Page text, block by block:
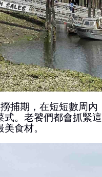
捕期，在短短數周內
式。老饕們都會抓緊
食材。